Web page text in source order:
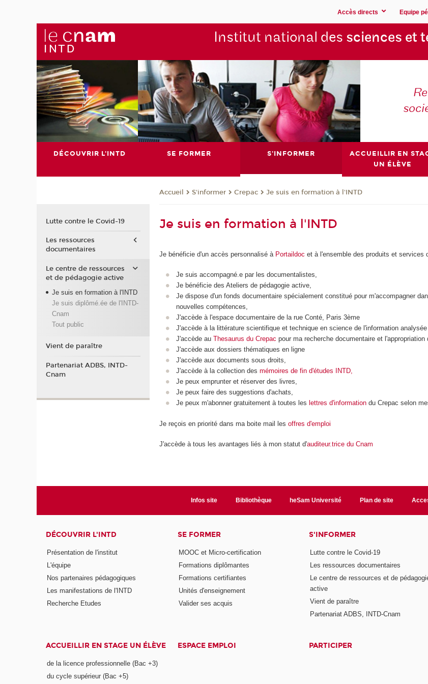
Accès directs Equipe
Institut national des sciences et
DÉCOUVRIR L'INTD SE FORMER S'INFORMER
ACCUEILLIR EN
UN ÉLÈVE
Accueil S'informer Crepac Je suis en formation à l'INTD
Je suis en formation à l'INTD
Je bénéficie d'un accès personnalisé à Portaildoc et à l'ensemble des produits et services
Je suis accompagné.e par les documentalistes,
Je bénéficie des Ateliers de pédagogie active,
Je dispose d'un fonds documentaire spécialement constitué pour m'accompagner
nouvelles compétences,
J'accède à l'espace documentaire de la rue Conté, Paris 3ème
J'accède à la littérature scientifique et technique en science de l'information
J'accède au Thesaurus du Crepac pour ma recherche documentaire et
J'accède aux dossiers thématiques en ligne
J'accède aux documents sous droits,
J'accède à la collection des mémoires de fin d'études INTD,
Je peux emprunter et réserver des livres,
Je peux faire des suggestions d'achats,
Je peux m'abonner gratuitement à toutes les lettres d'informationdu Crepac selon
Je reçois en priorité dans ma boite mail lesoffres d'emploi
J'accède à tous les avantages liés à mon statut d'auditeur.trice du Cnam
Lutte contre le Covid-19
Les ressources
documentaires
Le centre de ressources
et de pédagogie active
Je suis en formation à l'INTD
Je suis diplômé.ée de l'INTD-
Cnam
Tout public
Vient de paraître
Partenariat ADBS, INTD-
Cnam
Infos site Bibliothèque heSam Université Plan de site
DÉCOUVRIR L'INTD
Présentation de l'institut
L'équipe
Nos partenaires pédagogiques
Les manifestations de l'INTD
Recherche Etudes
SE FORMER
MOOC et Micro-certification
Formations diplômantes
Formations certifiantes
Unités d'enseignement
Valider ses acquis
S'INFORMER
Lutte contre le Covid-19
Les ressources documentaires
Le centre de ressources et de
active
Vient de paraître
Partenariat ADBS, INTD-Cnam
ACCUEILLIR EN STAGE UN ÉLÈVE
de la licence professionnelle (Bac +3)
du cycle supérieur (Bac +5)
ESPACE EMPLOI PARTICIPER